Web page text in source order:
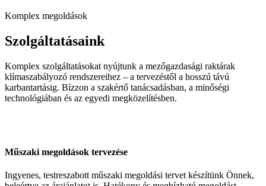
Komplex megoldások
Szolgáltatásaink
Komplex szolgáltatásokat nyújtunk a mezőgazdasági raktárak
klímaszabályozó rendszereihez – a tervezéstől a hosszú távú
karbantartásig. Bízzon a szakértő tanácsadásban, a minőségi
technológiában és az egyedi megközelítésben.
Műszaki megoldások tervezése
Ingyenes, testreszabott műszaki megoldási tervet készítünk Önnek,